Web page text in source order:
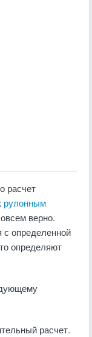
расчет
рулонным
верно.
с определенной
определяют
расчет.